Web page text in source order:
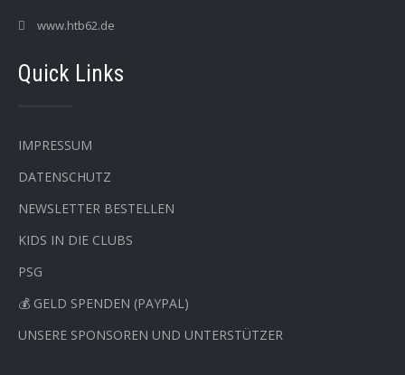
www.htb62.de
Quick Links
IMPRESSUM
DATENSCHUTZ
NEWSLETTER BESTELLEN
KIDS IN DIE CLUBS
PSG
💰 GELD SPENDEN (PAYPAL)
UNSERE SPONSOREN UND UNTERSTÜTZER